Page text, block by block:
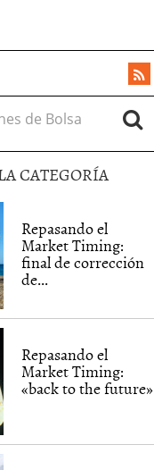
CATEGORÍA
Repasando el
Market Timing:
final de corrección
de...
Repasando el
Market Timing:
«back to the future»